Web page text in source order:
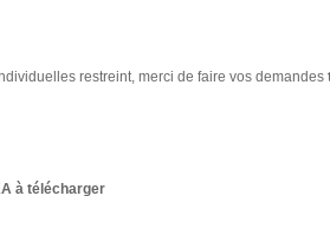
restreint, merci de faire vos demandes
à télécharger